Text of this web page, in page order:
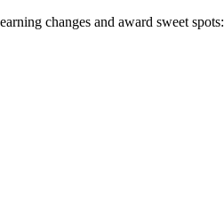
changes and award sweet spots: